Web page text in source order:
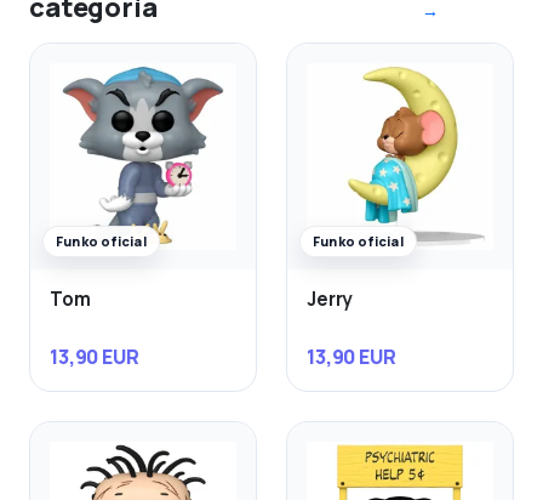
categoría
→
Funko oficial
Tom
13,90 EUR
Funko oficial
Jerry
13,90 EUR